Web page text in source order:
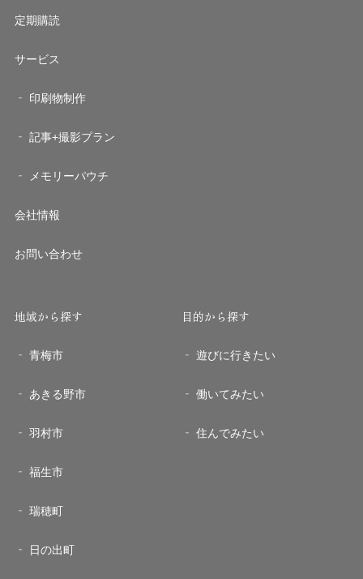
定期購読
サービス
印刷物制作
記事+撮影プラン
メモリーパウチ
会社情報
お問い合わせ
地域から探す
青梅市
あきる野市
羽村市
福生市
瑞穂町
日の出町
目的から探す
遊びに行きたい
働いてみたい
住んでみたい